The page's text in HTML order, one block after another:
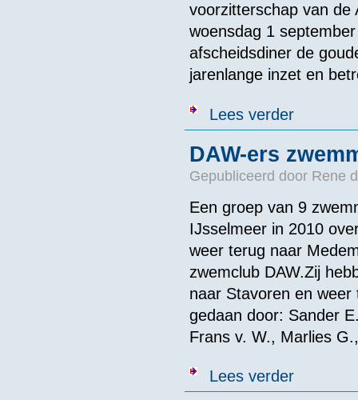
voorzitterschap van de
woensdag 1
afscheidsdiner de
jarenlange inzet en
Lees verderover Gouden
DAW-ers
Gepubliceerd door Rene
Een groep van 9
IJsselmeer in 2010
weer terug naar
zwemclub DAW.Zij
naar Stavoren en
gedaan door: Sander
Frans v. W., Marlies
Lees verderover DAW-ers